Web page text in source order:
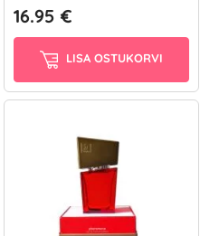
16.95 €
LISA OSTUKORVI